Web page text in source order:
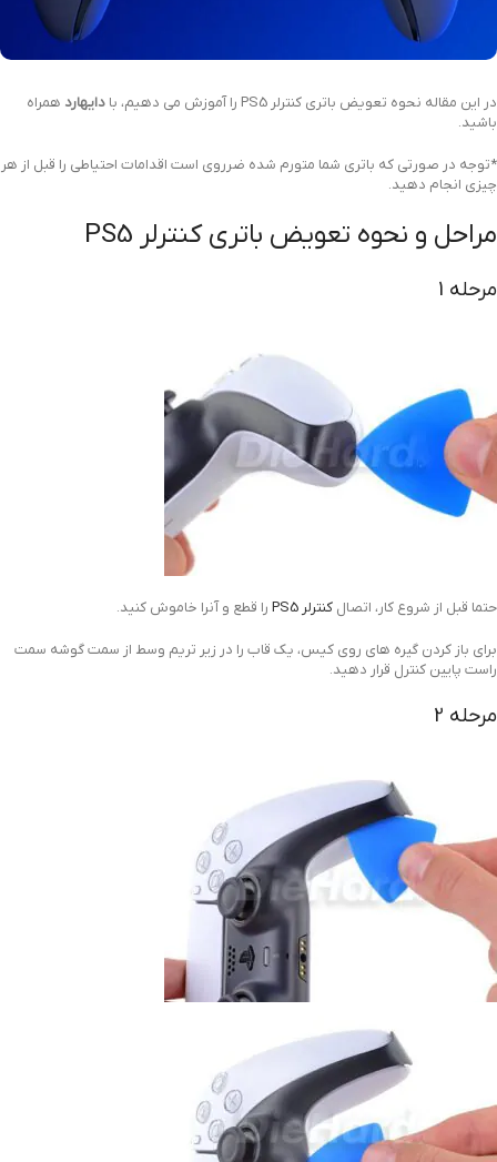
در این مقاله نحوه تعویض باتری کنترلر PS5 را آموزش می دهیم، با دایهارد همراه
باشید.
*توجه در صورتی که باتری شما متورم شده ضرروی است اقدامات احتیاطی را قبل از هر
چیزی انجام دهید.
مراحل و نحوه تعویض باتری کنترلر PS5
مرحله 1
حتما قبل از شروع کار، اتصال کنترلر PS5 را قطع و آنرا خاموش کنید.
برای باز کردن گیره های روی کیس، یک قاب را در زیر تریم وسط از سمت گوشه سمت
راست پایین کنترل قرار دهید.
مرحله 2